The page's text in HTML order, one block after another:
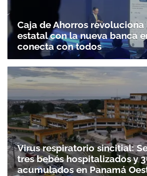
Caja de Ahorros revoluciona
estatal con la nueva banca
conecta con todos
Virus respiratorio sincitial:
tres bebés hospitalizados y
acumulados en Panamá